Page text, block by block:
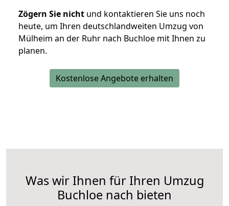
Zögern Sie nicht und kontaktieren Sie uns noch
heute, um Ihren deutschlandweiten Umzug von
Mülheim an der Ruhr nach Buchloe mit Ihnen zu
planen.
Kostenlose Angebote erhalten
Was wir Ihnen für Ihren Umzug
Buchloe nach bieten